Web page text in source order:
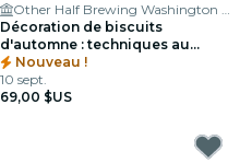
Other Half Brewing Washington DC
Décoration de biscuits
d'automne : techniques au
beurre crème
Nouveau !
10 sept.
69,00 $US